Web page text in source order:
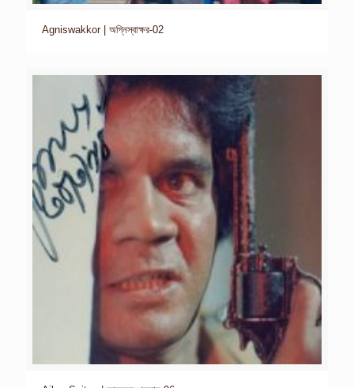
Agniswakkor | অগ্নিস্বাক্ষর-02